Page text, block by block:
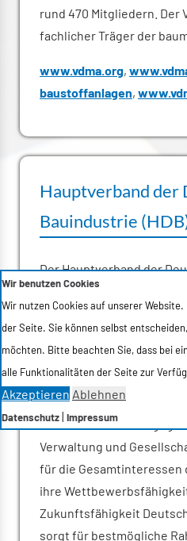
rund 470 Mitgliedern. Der
fachlicher Träger der
www.vdma.org,
baustoffanlagen,
Hauptverband der
Bauindustrie
Der Hauptverband der
(HDB) ist als
bauindustriellen
Spitzenorganisation der
Deutschland.
er so auf allen Ebenen
über das Land bis hin zur
Stimme des Bauens
Verwaltung und
für die Gesamtinteressen
ihre
Zukunftsfähigkeit
sorgt für bestmögliche
Wir benutzen Cookies
Wir nutzen Cookies auf unserer
der Seite. Sie können selbst
möchten. Bitte beachten Sie, dass bei
alle Funktionalitäten der Seite zur
Akzeptieren Ablehnen
Datenschutz| Impressum